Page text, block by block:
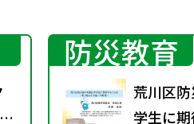
防災教育
荒川区
学生に